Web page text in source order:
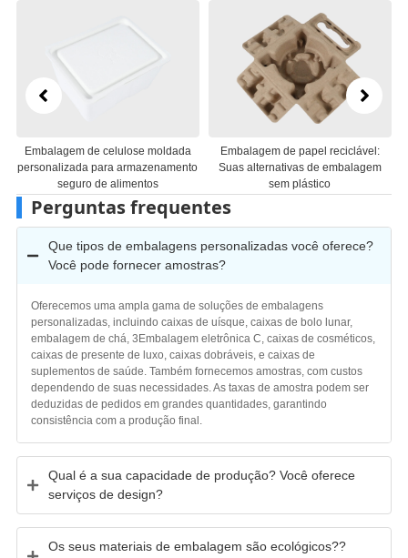
de celulose moldada
para armazenamento
seguro de alimentos
Embalagem de papel reciclável:
Suas alternativas de embalagem
sem plástico
Perguntas frequentes
Que tipos de embalagens personalizadas você oferece?
Você pode fornecer amostras?
Oferecemos uma ampla gama de soluções de embalagens
personalizadas, incluindo caixas de uísque, caixas de bolo lunar,
embalagem de chá, 3Embalagem eletrônica C, caixas de cosméticos,
caixas de presente de luxo, caixas dobráveis, e caixas de
suplementos de saúde. Também fornecemos amostras, com custos
dependendo de suas necessidades. As taxas de amostra podem ser
deduzidas de pedidos em grandes quantidades, garantindo
consistência com a produção final.
Qual é a sua capacidade de produção? Você oferece
serviços de design?
Os seus materiais de embalagem são ecológicos??